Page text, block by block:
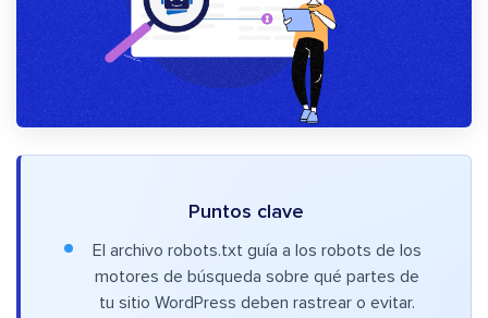
Puntos clave
El archivo robots.txt guía a los robots de los
motores de búsqueda sobre qué partes de
tu sitio WordPress deben rastrear o evitar.